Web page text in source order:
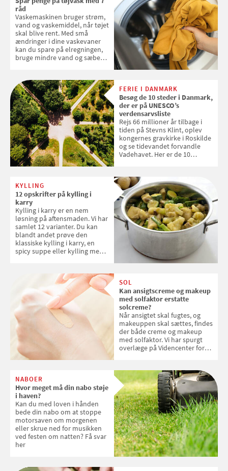
råd
Vaskemaskinen bruger strøm,
vand og vaskemiddel, når tøjet
skal blive rent. Med små
ændringer i dine vaskevaner
kan du spare på elregningen,
bruge mindre vand og sæbe
enkle råd til at spare penge på
tøjvasken
FERIE I DANMARK
Besøg de 10 steder i Danmark,
der er på UNESCO’s
verdensarvsliste
Rejs 66 millioner år tilbage i
tiden på Stevns Klint, oplev
kongernes gravkirke i Roskilde
og se tidevandet forvandle
Vadehavet. Her er de 10
KYLLING
12 opskrifter på kylling i
karry
Kylling i karry er en nem
løsning på aftensmaden. Vi har
samlet 12 varianter. Du kan
blandt andet prøve den
klassiske kylling i karry, en
spicy suppe eller kylling med
SOL
Kan ansigtscreme og makeup
med solfaktor erstatte
solcreme?
Når ansigtet skal fugtes, og
makeuppen skal sættes, findes
der både creme og makeup
med solfaktor. Vi har spurgt
overlæge på Videncenter for
med SPF kan erstatte
solcreme, når man bevæger
sig ud i solen
NABOER
Hvor meget må din nabo støje
i haven?
Kan du med loven i hånden
bede din nabo om at stoppe
motorsaven om morgenen
eller skrue ned for musikken
ved festen om natten? Få svar
her